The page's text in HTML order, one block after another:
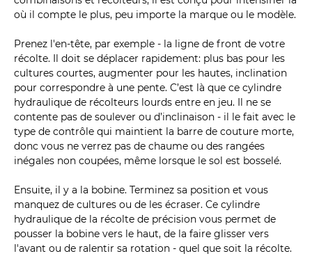
où il compte le plus, peu importe la marque ou le modèle.
Prenez l'en-tête, par exemple - la ligne de front de votre
récolte. Il doit se déplacer rapidement: plus bas pour les
cultures courtes, augmenter pour les hautes, inclination
pour correspondre à une pente. C’est là que ce cylindre
hydraulique de récolteurs lourds entre en jeu. Il ne se
contente pas de soulever ou d’inclinaison - il le fait avec le
type de contrôle qui maintient la barre de couture morte,
donc vous ne verrez pas de chaume ou des rangées
inégales non coupées, même lorsque le sol est bosselé.
Ensuite, il y a la bobine. Terminez sa position et vous
manquez de cultures ou de les écraser. Ce cylindre
hydraulique de la récolte de précision vous permet de
pousser la bobine vers le haut, de la faire glisser vers
l'avant ou de ralentir sa rotation - quel que soit la récolte.